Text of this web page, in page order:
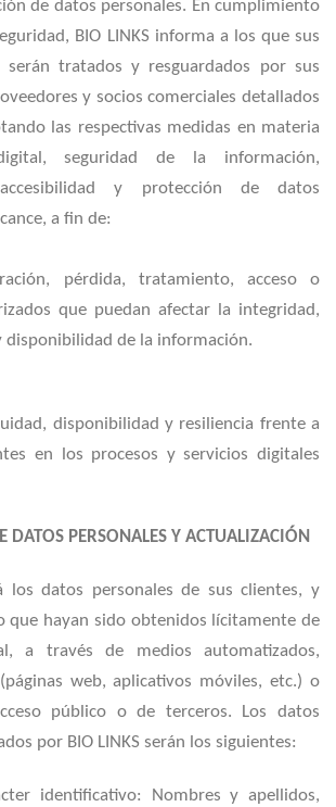
de datos personales. En cumplimiento
BIO LINKS informa a los que sus
serán tratados y resguardados por sus
y socios comerciales detallados
las respectivas medidas en materia
seguridad de la información,
accesibilidad y protección de datos
a fin de:
pérdida, tratamiento, acceso o
que puedan afectar la integridad,
disponibilidad de la información.
disponibilidad y resiliencia frente a
en los procesos y servicios digitales
DATOS PERSONALES Y ACTUALIZACIÓN
los datos personales de sus clientes, y
que hayan sido obtenidos lícitamente de
a través de medios automatizados,
web, aplicativos móviles, etc.) o
público o de terceros. Los datos
por BIO LINKS serán los siguientes:
identificativo: Nombres y apellidos,